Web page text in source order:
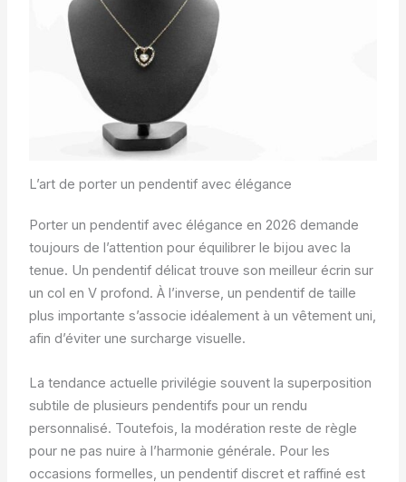
L’art de porter un pendentif avec élégance
Porter un pendentif avec élégance en 2026 demande
toujours de l’attention pour équilibrer le bijou avec la
tenue. Un pendentif délicat trouve son meilleur écrin sur
un col en V profond. À l’inverse, un pendentif de taille
plus importante s’associe idéalement à un vêtement uni,
afin d’éviter une surcharge visuelle.
La tendance actuelle privilégie souvent la superposition
subtile de plusieurs pendentifs pour un rendu
personnalisé. Toutefois, la modération reste de règle
pour ne pas nuire à l’harmonie générale. Pour les
occasions formelles, un pendentif discret et raffiné est